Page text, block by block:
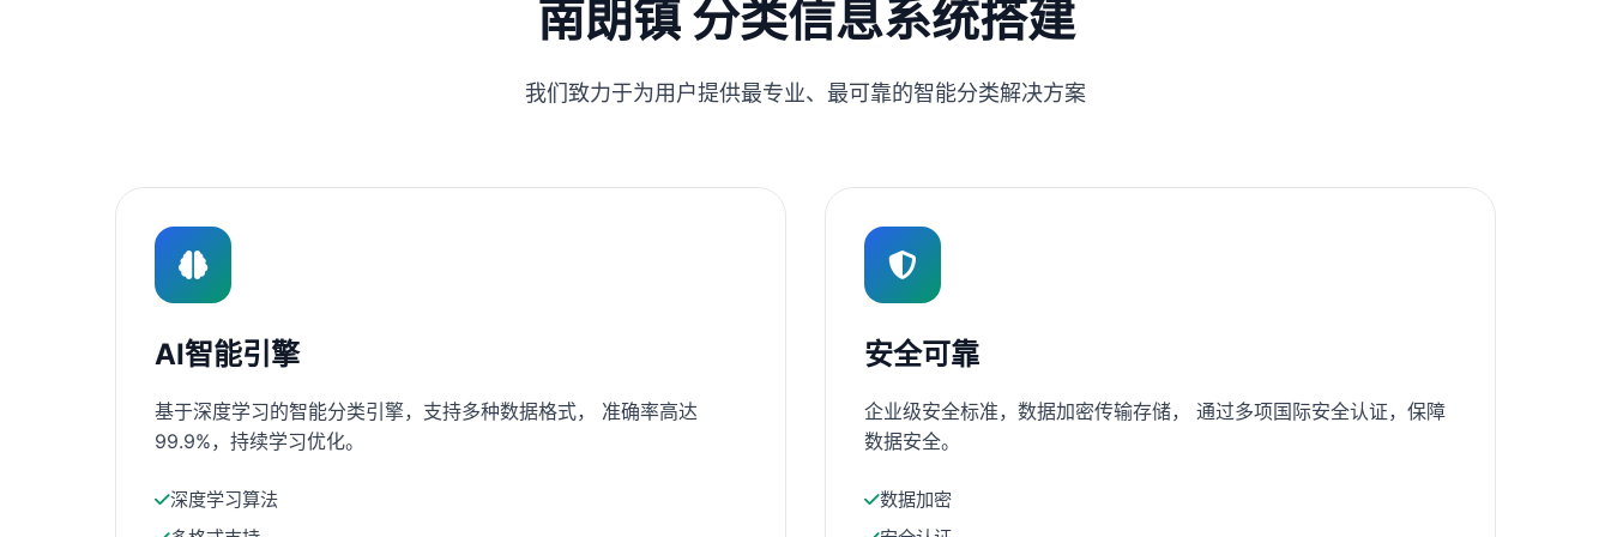
南朗镇 分类信息系统搭建
我们致力于为用户提供最专业、最可靠的智能分类解决方案
AI智能引擎
基于深度学习的智能分类引擎，支持多种数据格式， 准确率高达
99.9%，持续学习优化。
深度学习算法
安全可靠
企业级安全标准，数据加密传输存储， 通过多项国际安全认证，保障
数据安全。
数据加密